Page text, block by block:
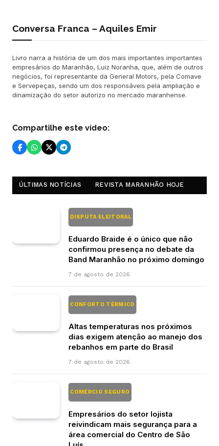
Conversa Franca – Aquiles Emir
Livro narra a história de um dos mais importantes importantes
empresários do Maranhão, Luiz Noranha, que, além de outros
negócios, foi representante da General Motors, pela Comave
e Servepeças, sendo um dos responsáveis pela ampliação e
dinamização do setor autorizo no mercado maranhense.
Compartilhe este vídeo:
ÚLTIMAS NOTÍCIAS REVISTA MARANHÃO HOJE
DISPUTA ELEITORAL
Eduardo Braide é o único que não
confirmou presença no debate da
Band Maranhão no próximo domingo
7 de agosto de 2026
CONFORTO TÉRMICO
Altas temperaturas nos próximos
dias exigem atenção ao manejo dos
rebanhos em parte do Brasil
7 de agosto de 2026
COMÉRCIO SEGURO
Empresários do setor lojista
reivindicam mais segurança para a
área comercial do Centro de São